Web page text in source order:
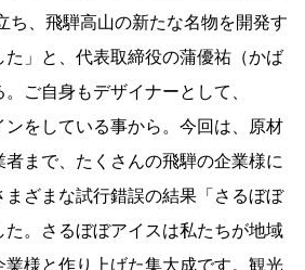
ち、飛騨高山の新たな名物を開発す
た」と、代表取締役の蒲優祐（かば
ご自身もデザイナーとして、
ンをしている事から。今回は、原材
まで、たくさんの飛騨の企業様に
ざまな試行錯誤の結果「さるぼぼ
。さるぼぼアイスは私たちが地域
様と作り上げた集大成です。観光